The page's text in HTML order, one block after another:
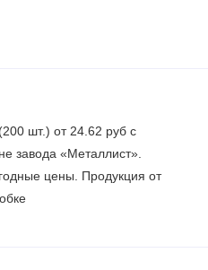
шт.) от 24.62 руб с
завода «Металлист».
цены. Продукция от